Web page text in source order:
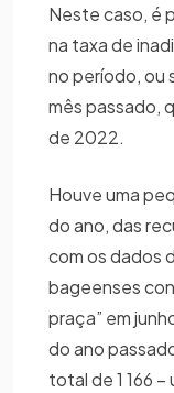
Neste caso, é
na taxa de
no período, ou
mês passado,
de 2022.
Houve uma
do ano, das
com os dados
bageenses
praça” em
do ano
total de 1 166